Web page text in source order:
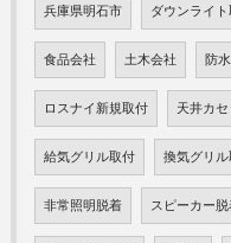
兵庫県明石市 ダウンライ
食品会社 土木会社 防
ロスナイ新規取付 天井カ
給気グリル取付 換気グリ
非常照明脱着 スピーカー